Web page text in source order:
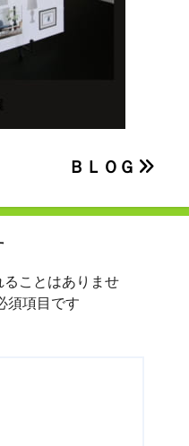
ＢＬＯＧ
ことはありませ
須項目です